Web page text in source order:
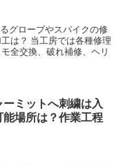
グローブやスパイクの修
は？ 当工房では各種修理
全交換、破れ補修、ヘリ
ミットへ刺繍は入
能場所は？作業工程